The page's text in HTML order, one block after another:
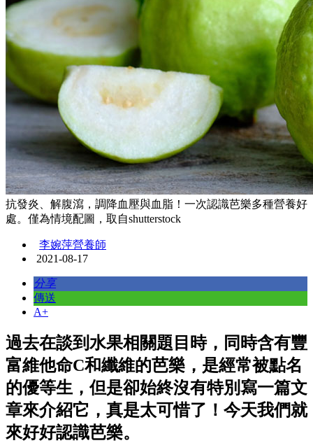
抗發炎、解腹瀉，調降血壓與血脂！一次認識芭樂多種營養好
處。僅為情境配圖，取自shutterstock
李婉萍營養師
2021-08-17
分享
傳送
A+
過去在談到水果相關題目時，同時含有豐
富維他命C和纖維的芭樂，是經常被點名
的優等生，但是卻始終沒有特別寫一篇文
章來介紹它，真是太可惜了！今天我們就
來好好認識芭樂。